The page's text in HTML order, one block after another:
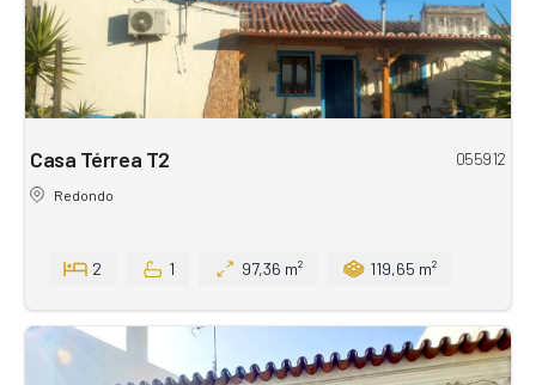
Casa Térrea T2 055912
Redondo
2 1 97,36 m² 119,65 m²